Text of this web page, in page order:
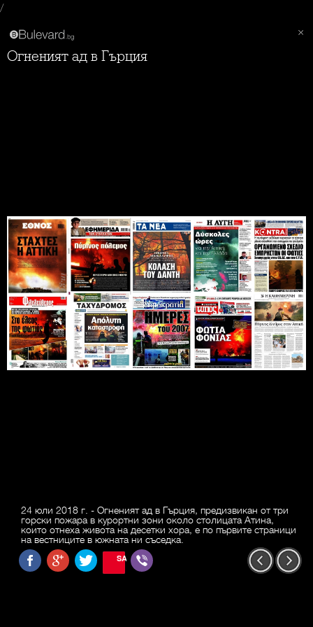
/
Огненият ад в Гърция
24 юли 2018 г. - Огненият ад в Гърция, предизвикан от три
горски пожара в курортни зони около столицата Атина,
които отнеха живота на десетки хора, е по първите страници
на вестниците в южната ни съседка.
SAVE